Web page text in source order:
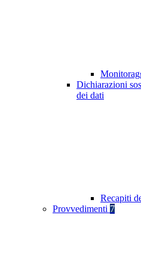
Dichiarazioni
dei dati
Recapiti
Provvedimenti 7